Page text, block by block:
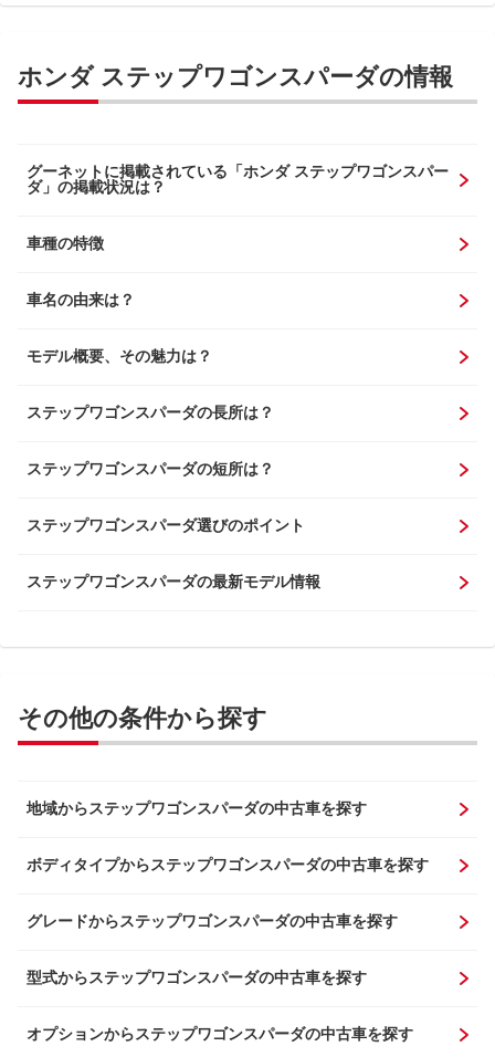
ホンダ ステップワゴンスパーダの情報
グーネットに掲載されている「ホンダ ステップワゴンスパー
ダ」の掲載状況は？
車種の特徴
車名の由来は？
モデル概要、その魅力は？
ステップワゴンスパーダの長所は？
ステップワゴンスパーダの短所は？
ステップワゴンスパーダ選びのポイント
ステップワゴンスパーダの最新モデル情報
その他の条件から探す
地域からステップワゴンスパーダの中古車を探す
ボディタイプからステップワゴンスパーダの中古車を探す
グレードからステップワゴンスパーダの中古車を探す
型式からステップワゴンスパーダの中古車を探す
オプションからステップワゴンスパーダの中古車を探す